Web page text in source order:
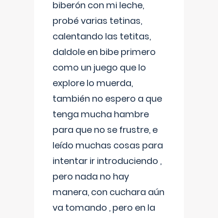
biberón con mi leche,
probé varias tetinas,
calentando las tetitas,
daldole en bibe primero
como un juego que lo
explore lo muerda,
también no espero a que
tenga mucha hambre
para que no se frustre, e
leído muchas cosas para
intentar ir introduciendo ,
pero nada no hay
manera, con cuchara aún
va tomando , pero en la